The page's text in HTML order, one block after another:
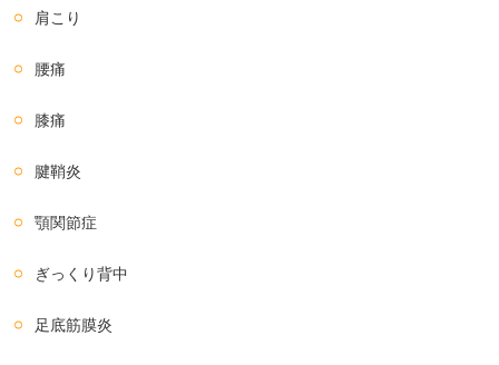
肩こり
腰痛
膝痛
腱鞘炎
顎関節症
ぎっくり背中
足底筋膜炎